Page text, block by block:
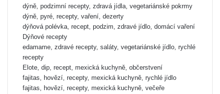
dýně, podzimní recepty, zdravá jídla, vegetariánské pokrmy
dýně, pyré, recepty, vaření, dezerty
dýňová polévka, recept, podzim, zdravé jídlo, domácí vaření
Dýňové recepty
edamame, zdravé recepty, saláty, vegetariánské jídlo, rychlé
recepty
Elote, dip, recept, mexická kuchyně, občerstvení
fajitas, hovězí, recepty, mexická kuchyně, rychlé jídlo
fajitas, hovězí, recepty, mexická kuchyně, večeře